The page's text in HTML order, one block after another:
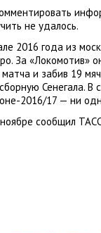
не удалось.
2016 года из
За «Локомотив»
и забив 19
Сенегала. В
2016/17 — ни
сообщил